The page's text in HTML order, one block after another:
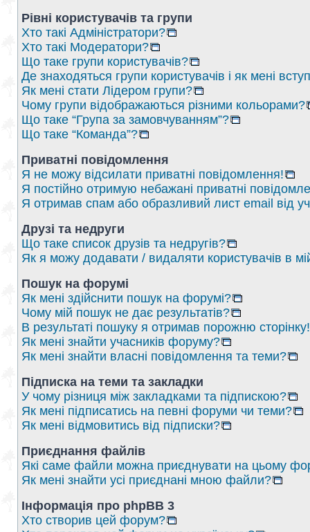
Рівні користувачів та групи
Хто такі Адміністратори?
Хто такі Модератори?
Що таке групи користувачів?
Де знаходяться групи користувачів і як мені
Як мені стати Лідером групи?
Чому групи відображаються різними кольорами?
Що таке “Група за замовчуванням”?
Що таке “Команда”?
Приватні повідомлення
Я не можу відсилати приватні повідомлення!
Я постійно отримую небажані приватні
Я отримав спам або образливий лист email від
Друзі та недруги
Що таке список друзів та недругів?
Як я можу додавати / видаляти користувачів в
Пошук на форумі
Як мені здійснити пошук на форумі?
Чому мій пошук не дає результатів?
В результаті пошуку я отримав порожню сторінку!
Як мені знайти учасників форуму?
Як мені знайти власні повідомлення та теми?
Підписка на теми та закладки
У чому різниця між закладками та підпискою?
Як мені підписатись на певні форуми чи теми?
Як мені відмовитись від підписки?
Приєднання файлів
Які саме файли можна приєднувати на цьому
Як мені знайти усі приєднані мною файли?
Інформація про phpBB 3
Хто створив цей форум?